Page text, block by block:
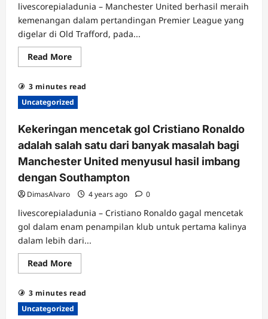
yang
sulit
livescorepialadunia – Manchester United berhasil meraih
kemenangan dalam pertandingan Premier League yang
digelar di Old Trafford, pada...
Read MoreRead
more
Pelajaran
Manchester
United
:
Akhir
Paceklik
Gol
Cristiano
Ronaldo
3 minutes read
Uncategorized
Kekeringan mencetak gol Cristiano Ronaldo
adalah salah satu dari banyak masalah bagi
Manchester United menyusul hasil imbang
dengan Southampton
DimasAlvaro 4 years ago 0
livescorepialadunia – Cristiano Ronaldo gagal mencetak
gol dalam enam penampilan klub untuk pertama kalinya
dalam lebih dari...
Read MoreRead
more
Kekeringan
mencetak
gol
Cristiano
3 minutes read
Uncategorized